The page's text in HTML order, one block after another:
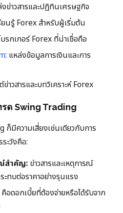
ข่าวสารและปฏิทินเศรษฐกิจ
ยนรู้ Forex สำหรับผู้เริ่มต้น
บรกเกอร์ Forex ที่น่าเชื่อถือ
: แหล่งข้อมูลการเงินและการ
ข่าวสารและบทวิเคราะห์ Forex
รด Swing Trading
มีความเสี่ยงเช่นเดียวกับการ
ะวังคือ:
ณ์สำคัญ: ข่าวสารและเหตุการณ์
ทบต่อราคาอย่างรุนแรง
อดอกเบี้ยที่ต้องจ่ายหรือได้รับจาก